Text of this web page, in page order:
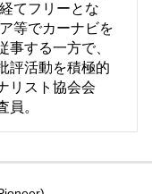
てフリーとな
等でカーナビを
事する一方で、
評活動を積極的
リスト協会会
員。